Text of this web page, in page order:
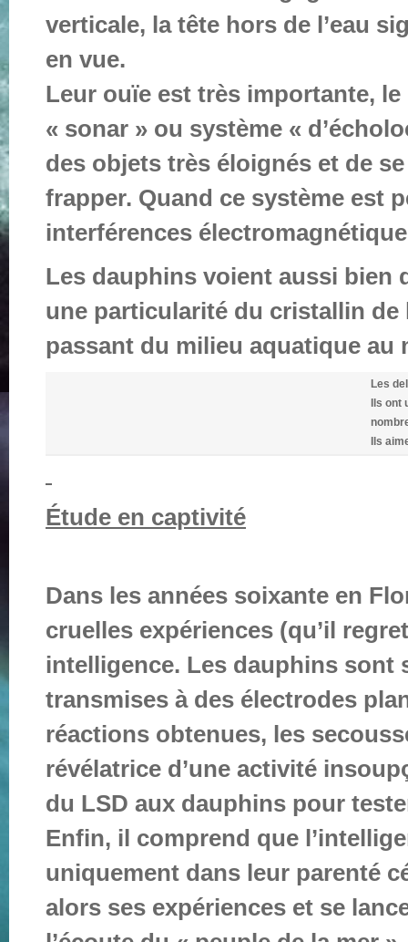
verticale, la tête hors de l’eau
en vue.
Leur ouïe est très importante,
« sonar » ou système «
des objets très éloignés et de
frapper. Quand ce système est
interférences
Les dauphins voient aussi bien
une particularité du cristallin de
passant du milieu aquatique au
Les
Ils
Ils
Étude en captivité
Dans les années soixante en
cruelles expériences (qu’il
intelligence. Les dauphins sont
transmises à des électrodes
réactions obtenues, les
révélatrice d’une activité
du LSD aux dauphins pour
Enfin, il comprend que
uniquement dans leur parenté
alors ses expériences et se